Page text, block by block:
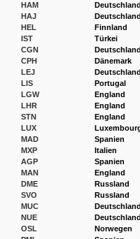
HAM
HAJ
HEL
IST
CGN
CPH
LEJ
LIS
LGW
LHR
STN
LUX
MAD
MXP
AGP
MAN
DME
SVO
MUC
NUE
OSL
Deutschland
Deutschland
Finnland
Türkei
Deutschland
Dänemark
Deutschland
Portugal
England
England
England
Spanien
Italien
Spanien
England
Russland
Russland
Deutschland
Deutschland
Norwegen